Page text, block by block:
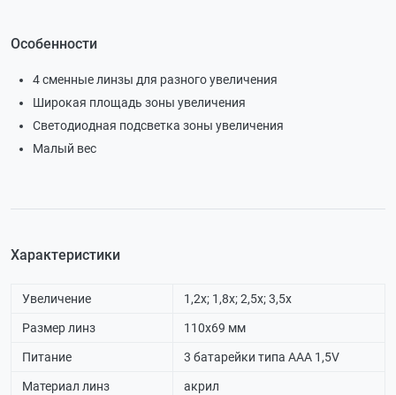
Особенности
4 сменные линзы для разного увеличения
Широкая площадь зоны увеличения
Светодиодная подсветка зоны увеличения
Малый вес
Характеристики
Увеличение 1,2x; 1,8x; 2,5x; 3,5x
Размер линз 110x69 мм
Питание 3 батарейки типа AAA 1,5V
Материал линз акрил